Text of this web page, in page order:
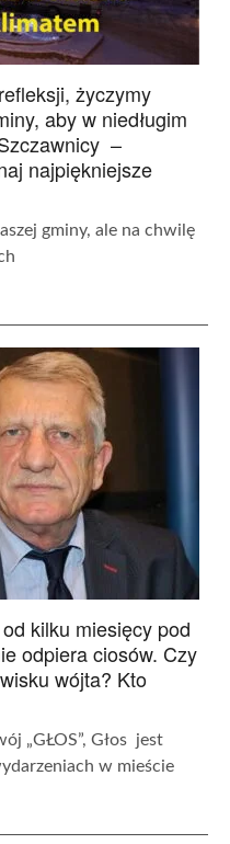
życzymy
aby w niedługim
–
najpiękniejsze
gminy, ale na chwilę
kilku miesięcy pod
odpiera ciosów. Czy
wójta? Kto
„GŁOS”, Głos jest
w mieście